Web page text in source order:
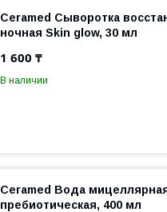
Ceramed Сыворотка
ночная Skin glow, 30 мл
1 600 ₸
В наличии
Ceramed Вода
пребиотическая, 400 мл